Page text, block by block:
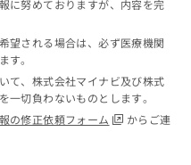
に努めておりますが、内容を完
望される場合は、必ず医療機関
す。
て、株式会社マイナビ及び株式
一切負わないものとします。
の修正依頼フォーム
からご連